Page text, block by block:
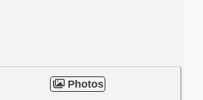
Photos